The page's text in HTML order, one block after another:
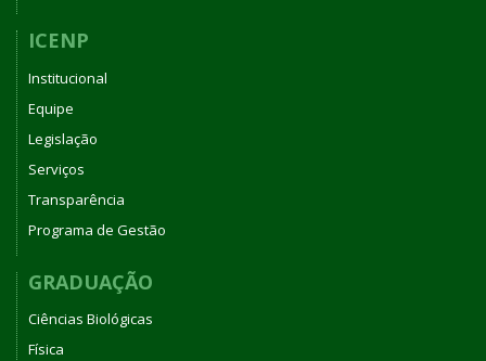
ICENP
Institucional
Equipe
Legislação
Serviços
Transparência
Programa de Gestão
GRADUAÇÃO
Ciências Biológicas
Física